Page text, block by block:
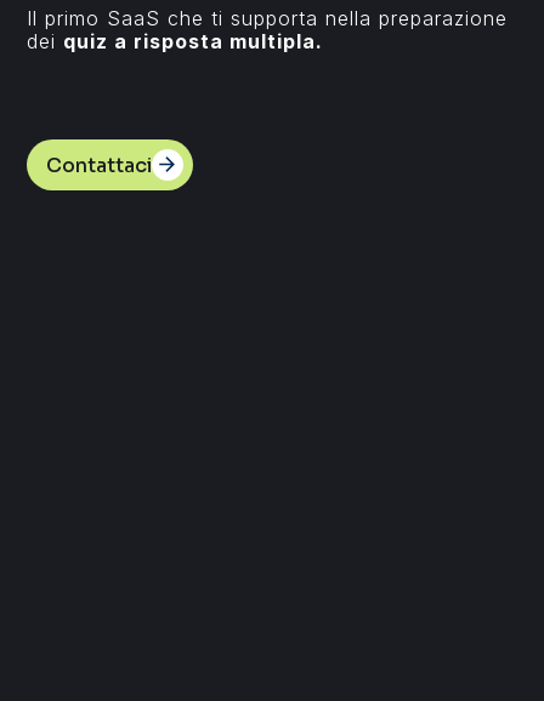
Il primo SaaS che ti supporta nella preparazione
dei quiz a risposta multipla.
Contattaci